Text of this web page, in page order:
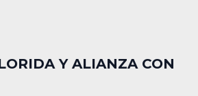
Y ALIANZA CON